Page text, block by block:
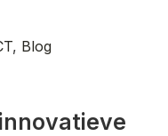
, Blog